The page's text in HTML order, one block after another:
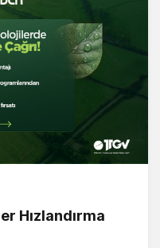
Hızlandırma